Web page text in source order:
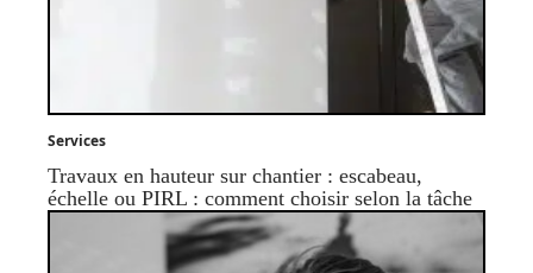
Services
Travaux en hauteur sur chantier : escabeau,
échelle ou PIRL : comment choisir selon la tâche